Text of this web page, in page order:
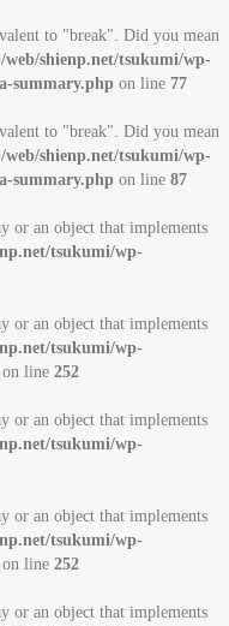
to "break". Did you mean
web/shienp.net/tsukumi/wp-
summary.php on line 77
to "break". Did you mean
web/shienp.net/tsukumi/wp-
summary.php on line 87
or an object that implements
tsukumi/wp-
or an object that implements
tsukumi/wp-
on line 252
or an object that implements
tsukumi/wp-
or an object that implements
tsukumi/wp-
on line 252
or an object that implements